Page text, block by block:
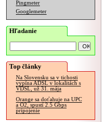
Pingmeter
Googlemeter
Hľadanie
Top články
Na Slovensku sa v tichosti
vypína ADSL v lokalitách s
VDSL, už 31. mája
Orange sa doťahuje na UPC
a O2, spustí 2.5 Gbps
pripojenie